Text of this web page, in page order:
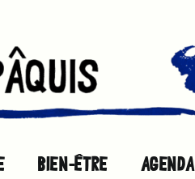
BIEN-ÊTRE AGENDA